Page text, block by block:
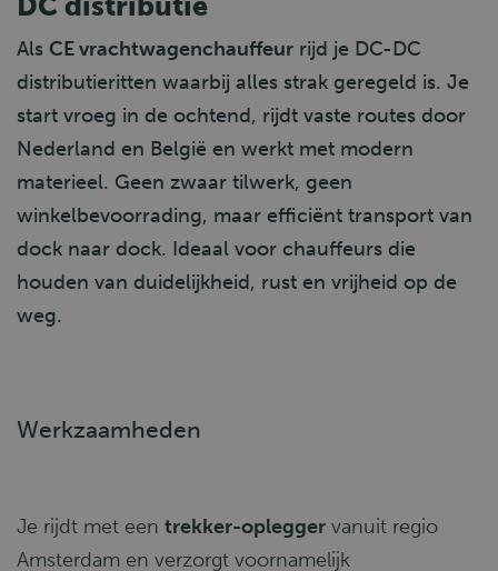
Als CE vrachtwagenchauffeur rijd je DC-DC
distributieritten waarbij alles strak geregeld is. Je
start vroeg in de ochtend, rijdt vaste routes door
Nederland en België en werkt met modern
materieel. Geen zwaar tilwerk, geen
winkelbevoorrading, maar efficiënt transport van
dock naar dock. Ideaal voor chauffeurs die
houden van duidelijkheid, rust en vrijheid op de
weg.
Werkzaamheden
Je rijdt met een trekker-oplegger vanuit regio
Amsterdam en verzorgt voornamelijk